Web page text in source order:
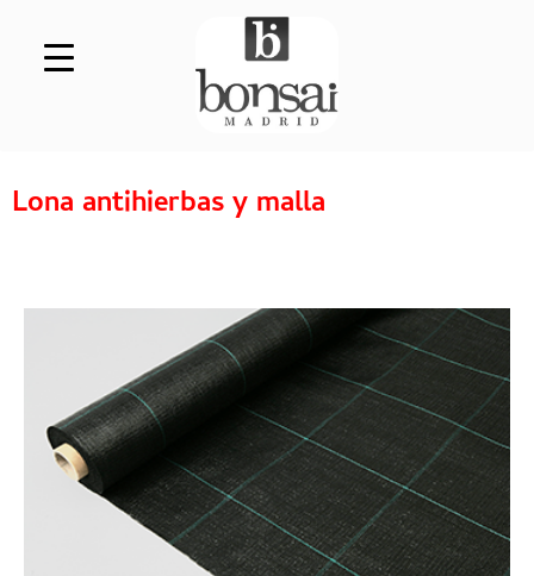
Saltar al contenido
Lona antihierbas y malla